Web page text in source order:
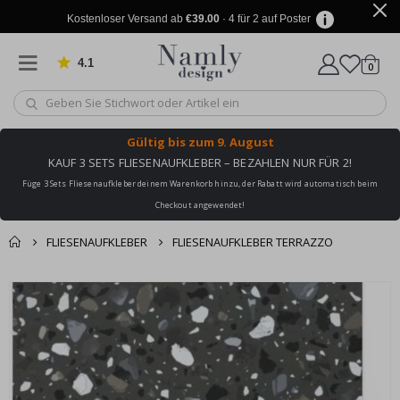
Kostenloser Versand ab €39.00· 4 für 2 auf Poster
4.1 von 1030 Bewertungen
Wagen
0
Gültig bis zum 9. August
KAUF 3 SETS FLIESENAUFKLEBER – BEZAHLEN NUR FÜR 2!
Füge 3 Sets Fliesenaufkleber deinem Warenkorb hinzu, der Rabatt wird automatisch beim
Checkout angewendet!
FLIESENAUFKLEBER FLIESENAUFKLEBER TERRAZZO
Sie könnten auch
darunter leiden ✔
Korb
Zur Kasse
Zum
Ende
der
Bildgalerie
springen